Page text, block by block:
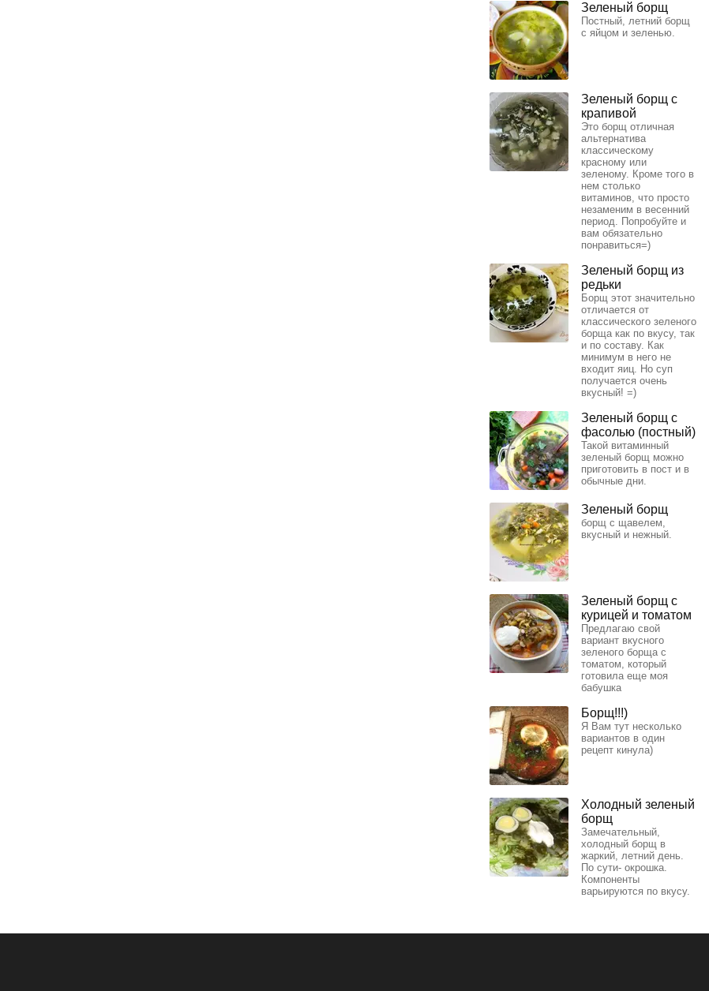
Зеленый борщ
Постный, летний борщ
с яйцом и зеленью.
Зеленый борщ с
крапивой
Это борщ отличная
альтернатива
классическому
красному или
зеленому. Кроме того в
нем столько
витаминов, что просто
незаменим в весенний
период. Попробуйте и
вам обязательно
понравиться=)
Зеленый борщ из
редьки
Борщ этот значительно
отличается от
классического зеленого
борща как по вкусу, так
и по составу. Как
минимум в него не
входит яиц. Но суп
получается очень
вкусный! =)
Зеленый борщ с
фасолью (постный)
Такой витаминный
зеленый борщ можно
приготовить в пост и в
обычные дни.
Зеленый борщ
борщ с щавелем,
вкусный и нежный.
Зеленый борщ с
курицей и томатом
Предлагаю свой
вариант вкусного
зеленого борща с
томатом, который
готовила еще моя
бабушка
Борщ!!!)
Я Вам тут несколько
вариантов в один
рецепт кинула)
Холодный зеленый
борщ
Замечательный,
холодный борщ в
жаркий, летний день.
По сути- окрошка.
Компоненты
варьируются по вкусу.